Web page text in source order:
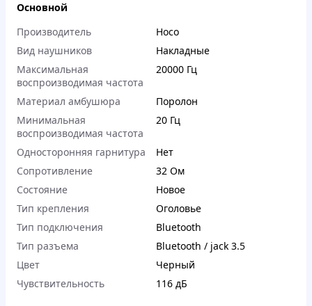
Основной
Производитель
Hoco
Вид наушников
Накладные
Максимальная
воспроизводимая частота
20000 Гц
Материал амбушюра
Поролон
Минимальная
воспроизводимая частота
20 Гц
Односторонняя гарнитура
Нет
Сопротивление
32 Ом
Состояние
Новое
Тип крепления
Оголовье
Тип подключения
Bluetooth
Тип разъема
Bluetooth / jack 3.5
Цвет
Черный
Чувствительность
116 дБ